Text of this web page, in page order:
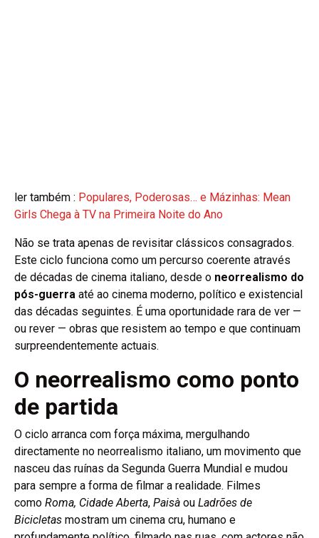
ler também : Populares, Poderosas… e Mázinhas: Mean
Girls Chega à TV na Primeira Noite do Ano
Não se trata apenas de revisitar clássicos consagrados.
Este ciclo funciona como um percurso coerente através
de décadas de cinema italiano, desde o neorrealismo do
pós-guerra até ao cinema moderno, político e existencial
das décadas seguintes. É uma oportunidade rara de ver —
ou rever — obras que resistem ao tempo e que continuam
surpreendentemente actuais.
O neorrealismo como ponto
de partida
O ciclo arranca com força máxima, mergulhando
directamente no neorrealismo italiano, um movimento que
nasceu das ruínas da Segunda Guerra Mundial e mudou
para sempre a forma de filmar a realidade. Filmes
como Roma, Cidade Aberta, Paisà ou Ladrões de
Bicicletas mostram um cinema cru, humano e